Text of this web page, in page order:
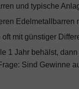
und typische
mit günstiger
1 Jahr behälst,
Sind Gewinne